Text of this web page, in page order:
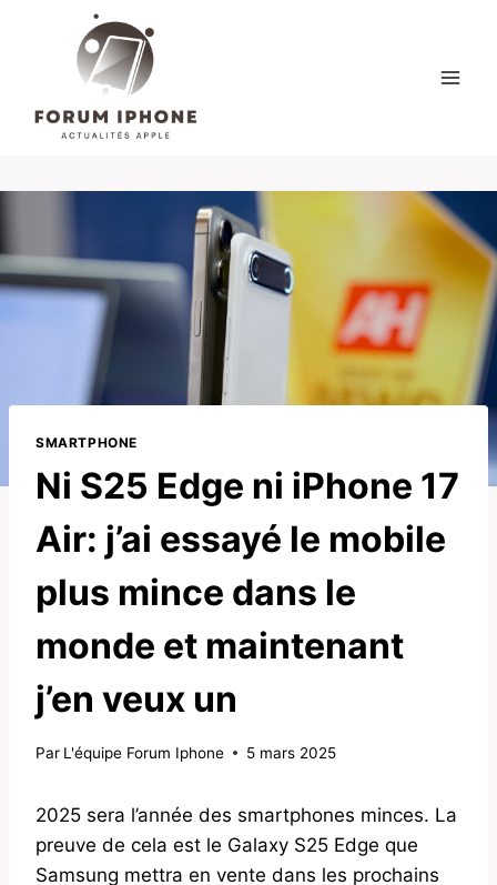
SMARTPHONE
Ni S25 Edge ni iPhone 17
Air: j’ai essayé le mobile
plus mince dans le
monde et maintenant
j’en veux un
Par L'équipe Forum Iphone 5 mars 2025
2025 sera l’année des smartphones minces. La
preuve de cela est le Galaxy S25 Edge que
Samsung mettra en vente dans les prochains